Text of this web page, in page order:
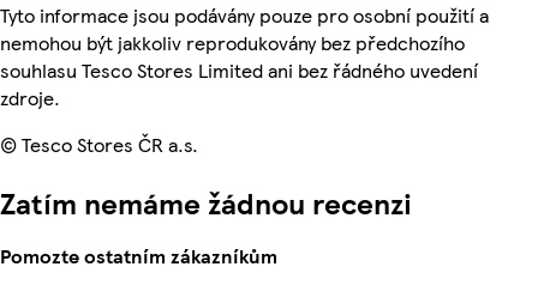
Tyto informace jsou podávány pouze pro osobní použití a
nemohou být jakkoliv reprodukovány bez předchozího
souhlasu Tesco Stores Limited ani bez řádného uvedení
zdroje.
© Tesco Stores ČR a.s.
Zatím nemáme žádnou recenzi
Pomozte ostatním zákazníkům